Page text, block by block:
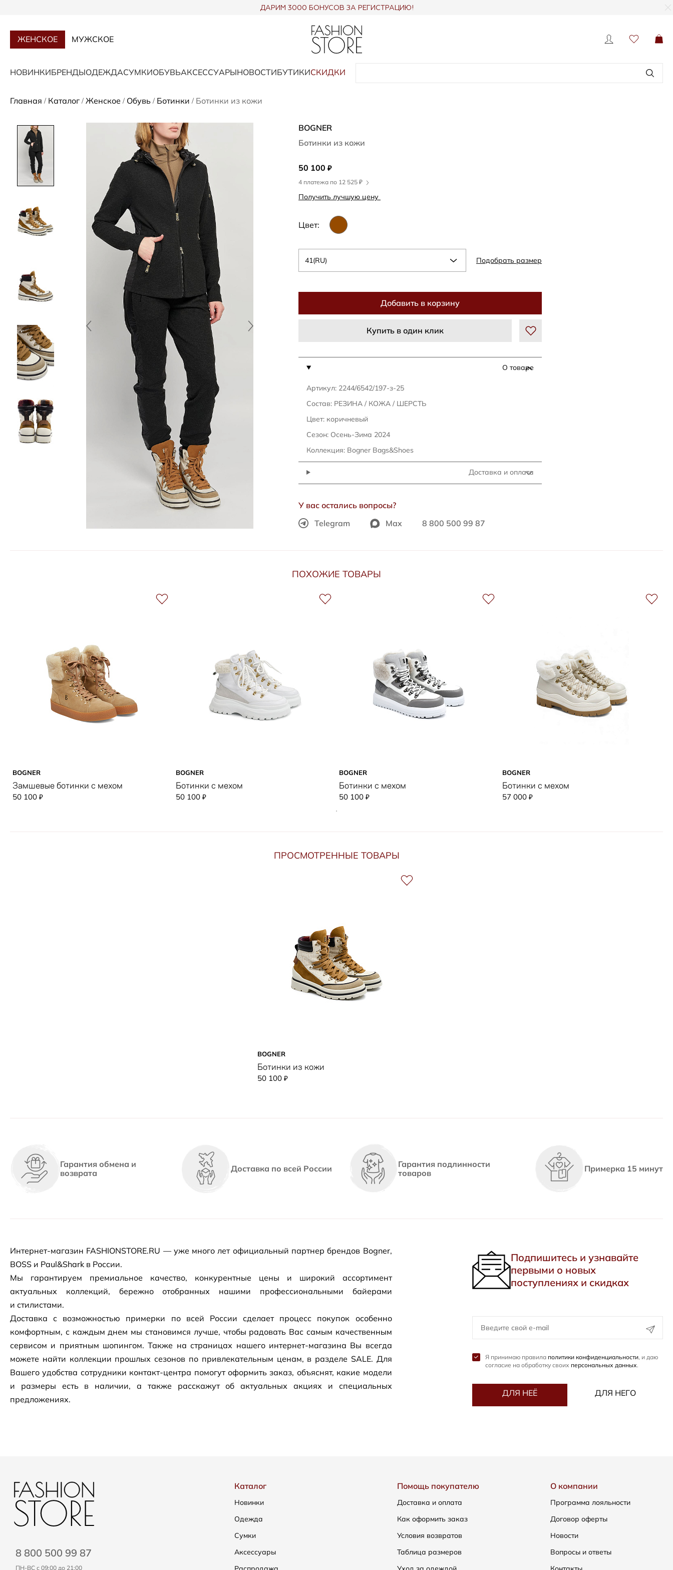
ДАРИМ 3000 БОНУСОВ ЗА РЕГИСТРАЦИЮ!
ЖЕНСКОЕ МУЖСКОЕ
НОВИНКИБРЕНДЫОДЕЖДАСУМКИОБУВЬАКСЕССУАРЫНОВОСТИБУТИКИСКИДКИ
Главная / Каталог / Женское / Обувь / Ботинки / Ботинки из кожи
BOGNER
Ботинки из кожи
50 100 ₽
4 платежа по 12 525 ₽
Получить лучшую цену
Цвет:
41(RU) Подобрать размер
Добавить в корзину
Купить в один клик
О товаре
Артикул: 2244/6542/197-з-25
Состав: РЕЗИНА / КОЖА / ШЕРСТЬ
Цвет: коричневый
Сезон: Осень-Зима 2024
Коллекция: Bogner Bags&Shoes
Доставка и оплата
У вас остались вопросы?
Telegram
Max 8 800 500 99 87
ПОХОЖИЕ ТОВАРЫ
BOGNER
Замшевые ботинки с мехом
50 100 ₽
BOGNER
Ботинки с мехом
50 100 ₽
BOGNER
Ботинки с мехом
50 100 ₽
BOGNER
Ботинки с мехом
57 000 ₽
ПРОСМОТРЕННЫЕ ТОВАРЫ
BOGNER
Ботинки из кожи
50 100 ₽
Гарантия обмена и
возврата
Доставка по всей России
Гарантия подлинности
товаров
Примерка 15 минут
Интернет-магазин FASHIONSTORE.RU — уже много лет официальный партнер брендов Bogner,
BOSS и Paul&Shark в России.
Мы гарантируем премиальное качество, конкурентные цены и широкий ассортимент
актуальных коллекций, бережно отобранных нашими профессиональными байерами
и стилистами.
Доставка с возможностью примерки по всей России сделает процесс покупок особенно
комфортным, с каждым днем мы становимся лучше, чтобы радовать Вас самым качественным
сервисом и приятным шопингом. Также на страницах нашего интернет-магазина Вы всегда
можете найти коллекции прошлых сезонов по привлекательным ценам, в разделе SALE. Для
Вашего удобства сотрудники контакт-центра помогут оформить заказ, объяснят, какие модели
и размеры есть в наличии, а также расскажут об актуальных акциях и специальных
предложениях.
Подпишитесь и узнавайте
первыми о новых
поступлениях и скидках
Я принимаю правила политики конфиденциальности, и даю
согласие на обработку своих персональных данных.
ДЛЯ НЕЁ ДЛЯ НЕГО
8 800 500 99 87
ПН-ВС с 09:00 до 21:00
Каталог
Новинки
Одежда
Сумки
Аксессуары
Помощь покупателю
Доставка и оплата
Как оформить заказ
Условия возвратов
Таблица размеров
О компании
Программа лояльности
Договор оферты
Новости
Вопросы и ответы